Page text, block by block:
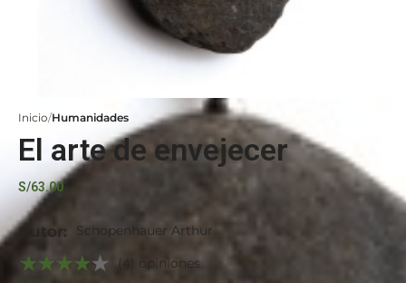
Inicio Humanidades
El arte de envejecer
S/63.00
Autor:
Schopenhauer Arthur
(4) opiniones